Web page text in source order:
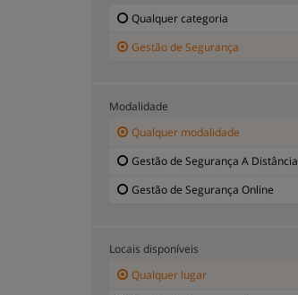
Qualquer categoria
Gestão de Segurança
Modalidade
Qualquer modalidade
Gestão de Segurança A Distância
Gestão de Segurança Online
Locais disponíveis
Qualquer lugar